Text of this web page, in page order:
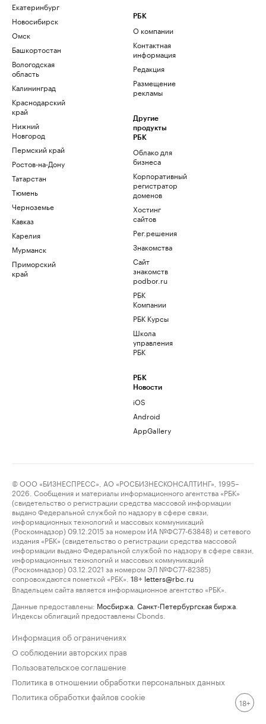
Екатеринбург
Новосибирск
Омск
Башкортостан
Вологодская
область
Калининград
Краснодарский
край
Нижний
Новгород
Пермский край
Ростов-на-Дону
Татарстан
Тюмень
Черноземье
Кавказ
Карелия
Мурманск
Приморский
край
РБК
О компании
Контактная
информация
Редакция
Размещение
рекламы
Другие
продукты
РБК
Облако для
бизнеса
Корпоративный
регистратор
доменов
Хостинг
сайтов
Рег.решения
Знакомства
Сайт
знакомств
podbor.ru
РБК
Компании
РБК Курсы
Школа
управления
РБК
РБК
Новости
iOS
Android
AppGallery
© ООО «БИЗНЕСПРЕСС», АО «РОСБИЗНЕСКОНСАЛТИНГ», 1995–
2026. Сообщения и материалы информационного агентства «РБК»
(свидетельство о регистрации средства массовой информации
выдано Федеральной службой по надзору в сфере связи,
информационных технологий и массовых коммуникаций
(Роскомнадзор) 09.12.2015 за номером ИА №ФС77-63848) и сетевого
издания «РБК» (свидетельство о регистрации средства массовой
информации выдано Федеральной службой по надзору в сфере связи,
информационных технологий и массовых коммуникаций
(Роскомнадзор) 03.12.2021 за номером ЭЛ №ФС77-82385)
сопровождаются пометкой «РБК».
18+ letters@rbc.ru
Владельцем сайта является информационное агентство «РБК».
Данные предоставлены: Мосбиржа Санкт-Петербургская биржа
Индексы облигаций предоставлены Cbonds.
Информация об ограничениях
О соблюдении авторских прав
Пользовательское соглашение
Политика в отношении обработки персональных данных
Политика обработки файлов cookie
18+